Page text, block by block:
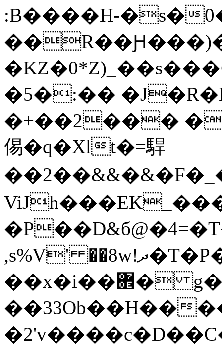
:B����H-�s�
�5�:��
�+��2���
㑥�q�Xlt�=駻
,s%V' ��8w!ދ�T�Ρ�/
��x�i��܎� g��
��33Οb��H��